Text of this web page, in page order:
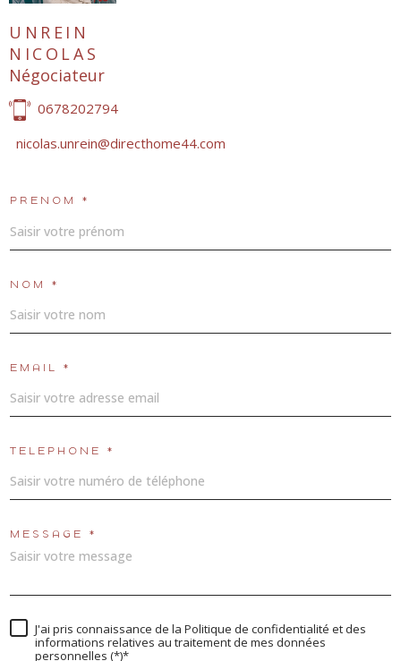
UNREIN
NICOLAS
Négociateur
0678202794
nicolas.unrein@directhome44.com
PRÉNOM *
NOM *
EMAIL *
TÉLÉPHONE *
MESSAGE *
J'ai pris connaissance de la Politique de confidentialité et des
informations relatives au traitement de mes données
personnelles (*)*